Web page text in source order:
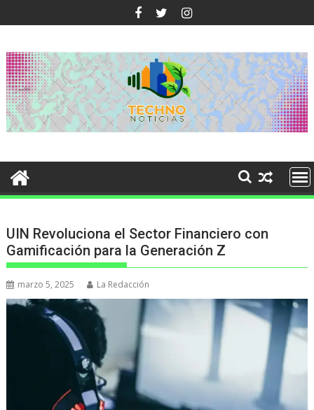
al
UIN Revoluciona el Sector Financiero con
Gamificación para la Generación Z
marzo 5, 2025 La Redacción